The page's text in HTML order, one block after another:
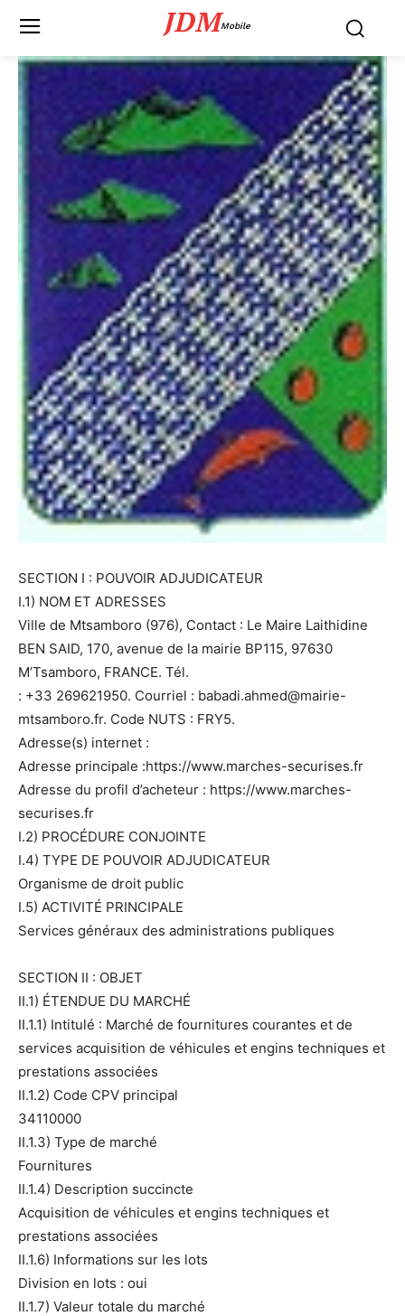
JDMMobile
SECTION I : POUVOIR ADJUDICATEUR
I.1) NOM ET ADRESSES
Ville de Mtsamboro (976), Contact : Le Maire Laithidine
BEN SAID, 170, avenue de la mairie BP115, 97630
M’Tsamboro, FRANCE. Tél.
: +33 269621950. Courriel : babadi.ahmed@mairie-
mtsamboro.fr. Code NUTS : FRY5.
Adresse(s) internet :
Adresse principale :https://www.marches-securises.fr
Adresse du profil d’acheteur : https://www.marches-
securises.fr
I.2) PROCÉDURE CONJOINTE
I.4) TYPE DE POUVOIR ADJUDICATEUR
Organisme de droit public
I.5) ACTIVITÉ PRINCIPALE
Services généraux des administrations publiques
SECTION II : OBJET
II.1) ÉTENDUE DU MARCHÉ
II.1.1) Intitulé : Marché de fournitures courantes et de
services acquisition de véhicules et engins techniques et
prestations associées
II.1.2) Code CPV principal
34110000
II.1.3) Type de marché
Fournitures
II.1.4) Description succincte
Acquisition de véhicules et engins techniques et
prestations associées
II.1.6) Informations sur les lots
Division en lots : oui
II.1.7) Valeur totale du marché